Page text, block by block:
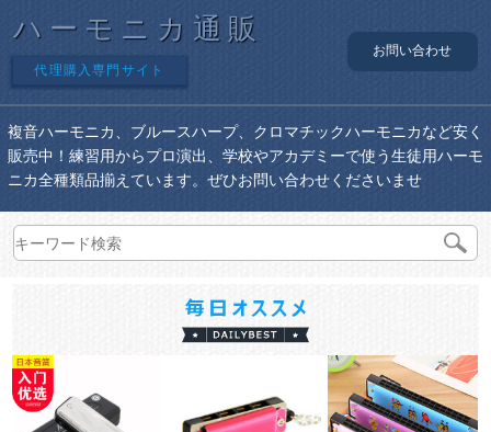
ハーモニカ通販
代理購入専門サイト
お問い合わせ
複音ハーモニカ、ブルースハープ、クロマチックハーモニカなど安く
販売中！練習用からプロ演出、学校やアカデミーで使う生徒用ハーモ
ニカ全種類品揃えています。ぜひお問い合わせくださいませ